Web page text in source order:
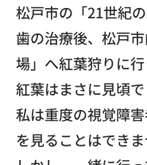
松戸市の「21世紀
歯の治療後、松戸
場」へ紅葉狩りに行
紅葉はまさに見頃で
私は重度の視覚障
を見ることはできま